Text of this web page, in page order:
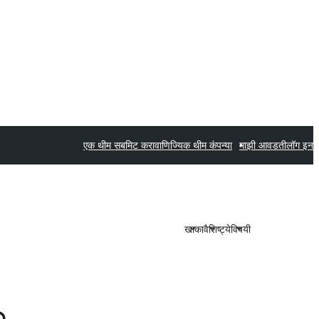
एक थीम सबमिट करावाणिज्यिक थीम कंपन्या माझी आवडतीलॉग इन
खाकावैशिष्ट्येविषयी